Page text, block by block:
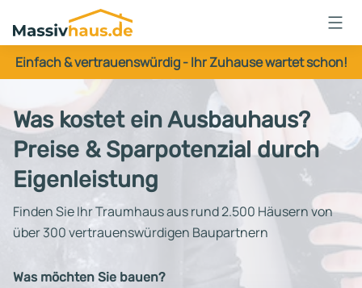
Massivhaus
Logo
Anmelden
Einfach & vertrauenswürdig - Ihr Zuhause wartet schon!
Was kostet ein Ausbauhaus?
Preise & Sparpotenzial durch
Eigenleistung
Finden Sie Ihr Traumhaus aus rund 2.500 Häusern von
über 300 vertrauenswürdigen Baupartnern
Was möchten Sie bauen?